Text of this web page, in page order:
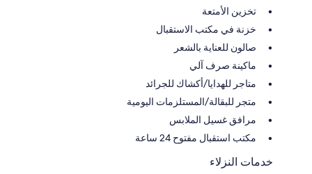
تخزين الأمتعة
خزنة في مكتب الاستقبال
صالون للعناية بالشعر
ماكينة صرف آلي
متاجر للهدايا/أكشاك للجرائد
متجر للبقالة/المستلزمات اليومية
مرافق غسيل الملابس
مكتب استقبال مفتوح 24 ساعة
خدمات النزلاء